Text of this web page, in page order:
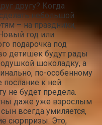
другу? Когда
небольшой
– на праздники,
год или
подарочка под
детишек будут рады
шоколадку, а
по-особенному
к ней
не будет предела.
даже уже взрослым
всегда умиляется,
сюрпризы. Это,